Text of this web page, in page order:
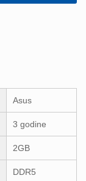
Asus
3 godine
2GB
DDR5